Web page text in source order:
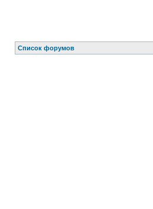
Список форумов